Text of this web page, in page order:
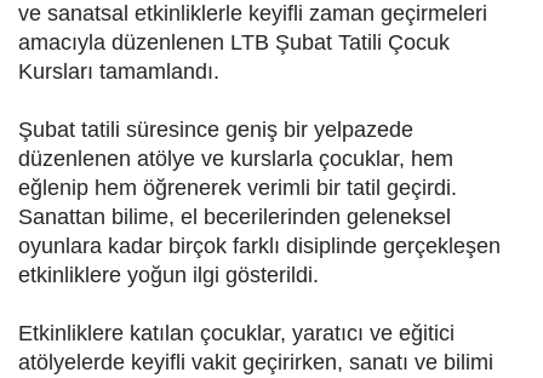
ve sanatsal etkinliklerle keyifli zaman geçirmeleri
amacıyla düzenlenen LTB Şubat Tatili Çocuk
Kursları tamamlandı.
Şubat tatili süresince geniş bir yelpazede
düzenlenen atölye ve kurslarla çocuklar, hem
eğlenip hem öğrenerek verimli bir tatil geçirdi.
Sanattan bilime, el becerilerinden geleneksel
oyunlara kadar birçok farklı disiplinde gerçekleşen
etkinliklere yoğun ilgi gösterildi.
Etkinliklere katılan çocuklar, yaratıcı ve eğitici
atölyelerde keyifli vakit geçirirken, sanatı ve bilimi